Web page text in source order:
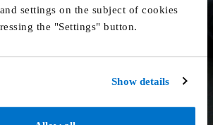
settings on the subject of cookies
the "Settings" button.
Show details